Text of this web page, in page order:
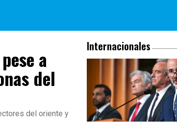
a
del
del oriente y
Internacionales